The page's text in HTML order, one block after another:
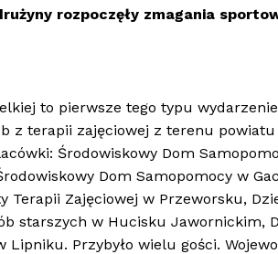
rozpoczęły zmagania
to pierwsze tego typu
z terapii zajęciowej z terenu powiatu
Środowiskowy Dom
Dom Samopomocy w
Terapii Zajęciowej w Przeworsku,
starszych w Hucisku Jawornickim,
Lipniku. Przybyło wielu gości.